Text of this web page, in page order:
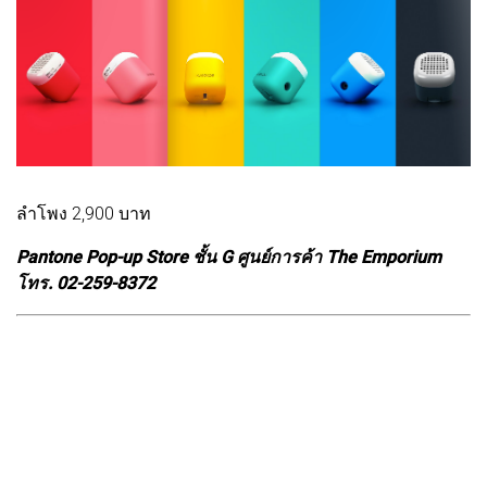
ลำโพง 2,900 บาท
Pantone Pop-up Store ชั้น G ศูนย์การค้า The Emporium
โทร. 02-259-8372